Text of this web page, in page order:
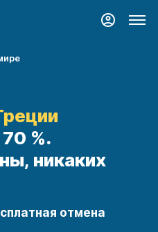
%.
никаких
отмена